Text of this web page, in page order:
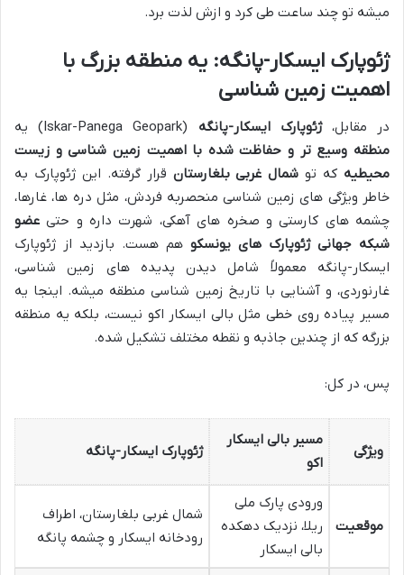
میشه تو چند ساعت طی کرد و ازش لذت برد.
ژئوپارک ایسکار-پانگه: یه منطقه بزرگ با
اهمیت زمین شناسی
در مقابل،ژئوپارک ایسکار-پانگه (Iskar-Panega Geopark) یه
منطقه وسیع تر و حفاظت شده با اهمیت زمین شناسی و زیست
محیطیه که تو شمال غربی بلغارستان قرار گرفته. این ژئوپارک به
خاطر ویژگی های زمین شناسی منحصربه فردش، مثل دره ها، غارها،
چشمه های کارستی و صخره های آهکی، شهرت داره و حتی عضو
شبکه جهانی ژئوپارک های یونسکو هم هست. بازدید از ژئوپارک
ایسکار-پانگه معمولاً شامل دیدن پدیده های زمین شناسی،
غارنوردی، و آشنایی با تاریخ زمین شناسی منطقه میشه. اینجا یه
مسیر پیاده روی خطی مثل بالی ایسکار اکو نیست، بلکه یه منطقه
بزرگه که از چندین جاذبه و نقطه مختلف تشکیل شده.
پس، در کل:
ویژگی
مسیر بالی ایسکار
اکو
ژئوپارک ایسکار-پانگه
موقعیت
ورودی پارک ملی
ریلا، نزدیک دهکده
بالی ایسکار
شمال غربی بلغارستان، اطراف
رودخانه ایسکار و چشمه پانگه